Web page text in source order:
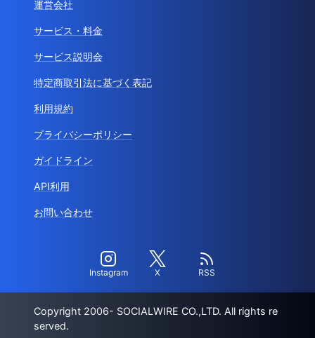
運営会社
サービス・料金
サービス説明会
特定商取引法に基づく表記
利用規約
プライバシーポリシー
ガイドライン
API利用
お問い合わせ
Instagram X RSS
Copyright 2006- SOCIALWIRE CO.,LTD. All rights re
served.